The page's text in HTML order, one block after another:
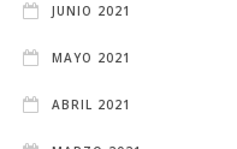
JUNIO 2021
MAYO 2021
ABRIL 2021